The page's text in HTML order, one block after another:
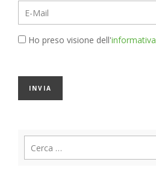
Ho preso visione dell'informativa